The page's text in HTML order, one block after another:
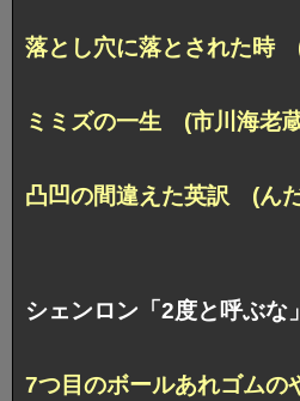
落とし穴に落とされた時
ミミズの一生 (市川海老
凸凹の間違えた英訳 (ん
シェンロン「2度と呼ぶな
7つ目のボールあれゴム